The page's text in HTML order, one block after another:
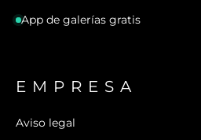
App de galerías gratis
EMPRESA
Aviso legal